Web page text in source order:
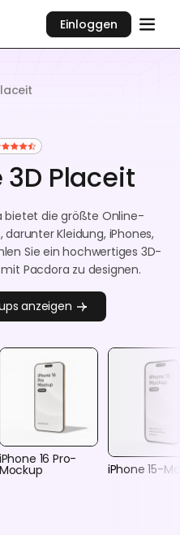
Einloggen
Placeit
bietet die größte Online-
Kleidung, iPhones,
Sie ein hochwertiges 3D-
Pacdora zu designen.
anzeigen
iPhone 16 Pro-
Mockup iPhone 15-